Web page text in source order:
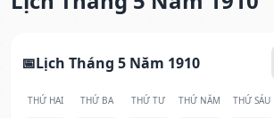
Lịch Tháng 5 Năm 1910
THỨ HAI THỨ BA THỨ TƯ THỨ NĂM THỨ SÁU